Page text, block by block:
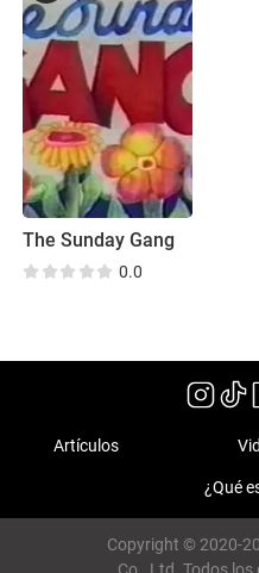
The Sunday Gang
0.0
Artículos
¿Qué
Copyright © 2020-
Co., Ltd. Todos los